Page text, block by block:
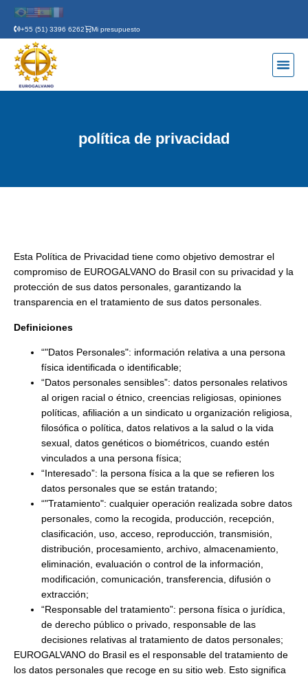
+55 (51) 3396 6262 Mi presupuesto
política de privacidad
Esta Política de Privacidad tiene como objetivo demostrar el
compromiso de EUROGALVANO do Brasil con su privacidad y la
protección de sus datos personales, garantizando la
transparencia en el tratamiento de sus datos personales.
Definiciones
“"Datos Personales": información relativa a una persona
física identificada o identificable;
“Datos personales sensibles”: datos personales relativos
al origen racial o étnico, creencias religiosas, opiniones
políticas, afiliación a un sindicato u organización religiosa,
filosófica o política, datos relativos a la salud o la vida
sexual, datos genéticos o biométricos, cuando estén
vinculados a una persona física;
“Interesado”: la persona física a la que se refieren los
datos personales que se están tratando;
“"Tratamiento": cualquier operación realizada sobre datos
personales, como la recogida, producción, recepción,
clasificación, uso, acceso, reproducción, transmisión,
distribución, procesamiento, archivo, almacenamiento,
eliminación, evaluación o control de la información,
modificación, comunicación, transferencia, difusión o
extracción;
“Responsable del tratamiento”: persona física o jurídica,
de derecho público o privado, responsable de las
decisiones relativas al tratamiento de datos personales;
EUROGALVANO do Brasil es el responsable del tratamiento de
los datos personales que recoge en su sitio web. Esto significa